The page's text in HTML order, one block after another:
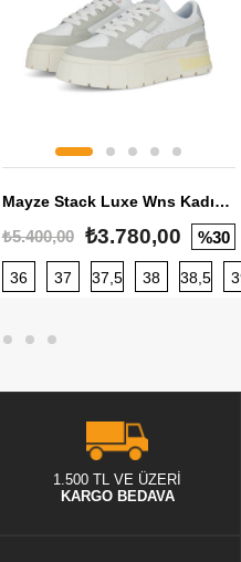
40 40,5 41 42 42,5
Mayze Stack Luxe Wns Kadın Sneaker
₺5.400,00 ₺3.780,00 %30
36 37 37,5 38 38,5
1.500 TL VE ÜZERİ
KARGO BEDAVA